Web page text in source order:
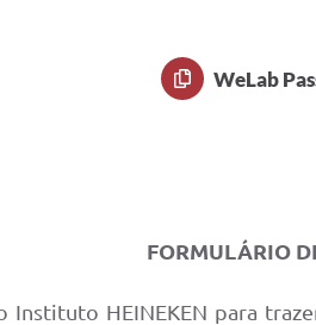
WeLab
FORMULÁRIO
HEINEKEN para